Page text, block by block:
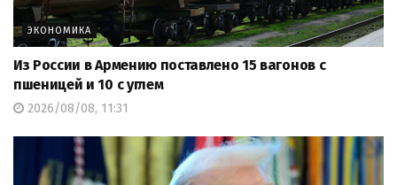
ЭКОНОМИКА
Из России в Армению поставлено 15 вагонов с
пшеницей и 10 с углем
2026/08/08, 11:31